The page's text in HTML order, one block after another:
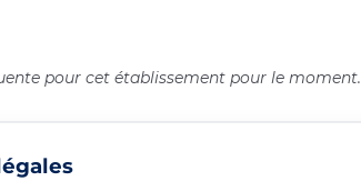
pour cet établissement pour le moment.